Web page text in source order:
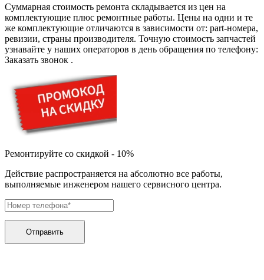
детекторов проводки
дезинфекторов банкнот
диктофон
дисковых пил
дисководов
диспенсеров
диспенсеров тарелок подогреваемый
дисплеев
дистилляторов воды
дизельных горелок
дизельных генераторов
dj станций
док-станций
домашних кинотеатров
домофонов
драйкулеров
драм машин
дрелей
Суммарная стоимость ремонта складывается из цен на
комплектующие плюс ремонтные работы. Цены на одни и те
же комплектующие отличаются в зависимости от: part-номера,
ревизии, страны производителя. Точную стоимость запчастей
узнавайте у наших операторов в день обращения по телефону:
Заказать звонок .
Ремонтируйте со скидкой - 10%
Действие распространяется на абсолютно все работы,
выполняемые инженером нашего сервисного центра.
Отправить